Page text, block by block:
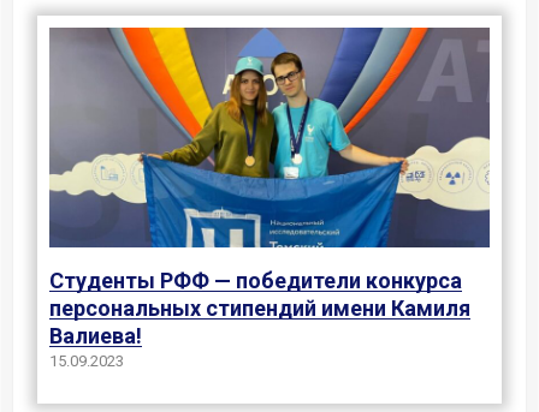
Студенты РФФ — победители конкурса
персональных стипендий имени Камиля
Валиева!
15.09.2023